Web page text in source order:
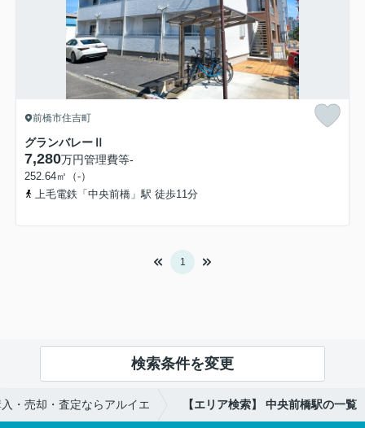
前橋市住吉町
グランバレーⅡ
7,280万円管理費等-
252.64㎡（-）
上毛電鉄「中央前橋」駅 徒歩11分
1
検索条件を変更
・売却・査定ならアルイエ 【エリア検索】 中央前橋駅の一覧